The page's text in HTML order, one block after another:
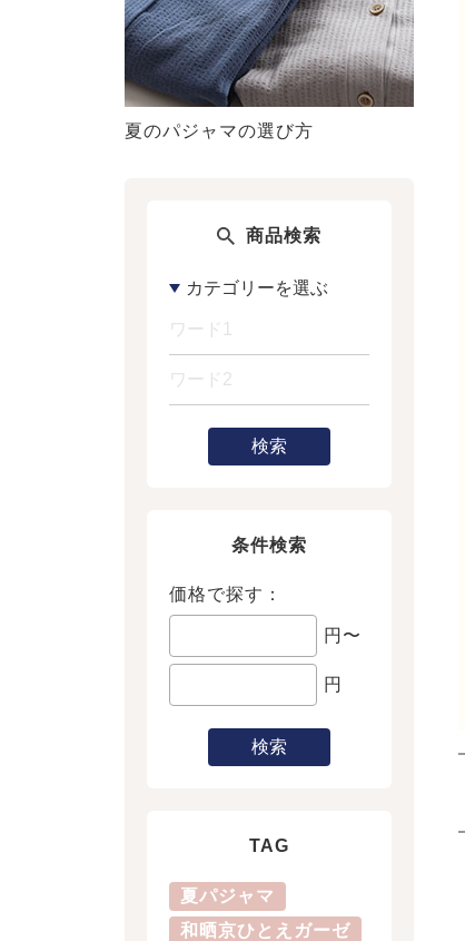
夏のパジャマの選び方
商品検索
検索
条件検索
価格で探す：
円〜
円
検索
TAG
夏パジャマ
和晒京ひとえガーゼ